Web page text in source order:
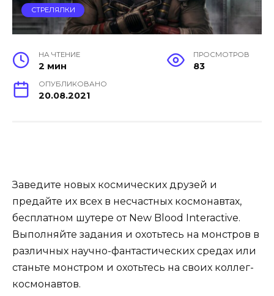
СТРЕЛЯЛКИ
НА ЧТЕНИЕ
2 мин
ПРОСМОТРОВ
83
ОПУБЛИКОВАНО
20.08.2021
Заведите новых космических друзей и
предайте их всех в несчастных космонавтах,
бесплатном шутере от New Blood Interactive.
Выполняйте задания и охотьтесь на монстров в
различных научно-фантастических средах или
станьте монстром и охотьтесь на своих коллег-
космонавтов.